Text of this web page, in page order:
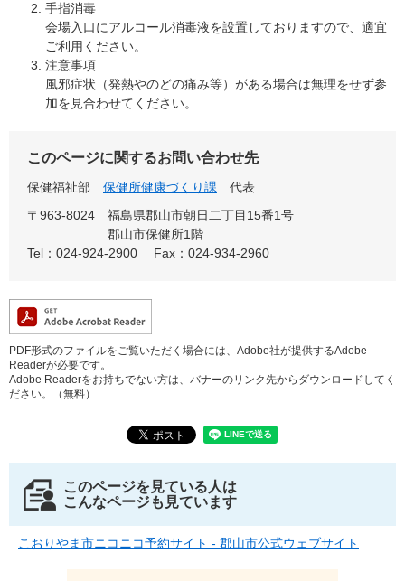
手指消毒
会場入口にアルコール消毒液を設置しておりますので、適宜
ご利用ください。
注意事項
風邪症状（発熱やのどの痛み等）がある場合は無理をせず参
加を見合わせてください。
このページに関するお問い合わせ先
保健福祉部 保健所健康づくり課
代表
〒963-8024
福島県郡山市朝日二丁目15番1号
郡山市保健所1階
Tel：024-924-2900
Fax：024-934-2960
PDF形式のファイルをご覧いただく場合には、Adobe社が提供するAdobe
Readerが必要です。
Adobe Readerをお持ちでない方は、バナーのリンク先からダウンロードしてく
ださい。（無料）
このページを見ている人は
こんなページも見ています
こおりやま市ニコニコ予約サイト - 郡山市公式ウェブサイト